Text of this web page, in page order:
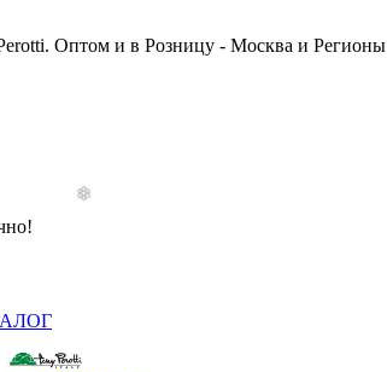
Оптом и в Розницу - Москва и Регионы